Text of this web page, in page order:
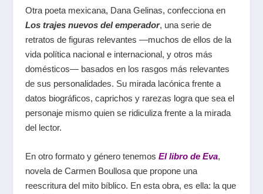
Otra poeta mexicana, Dana Gelinas, confecciona en
Los trajes nuevos del emperador, una serie de
retratos de figuras relevantes ―muchos de ellos de la
vida política nacional e internacional, y otros más
domésticos― basados en los rasgos más relevantes
de sus personalidades. Su mirada lacónica frente a
datos biográficos, caprichos y rarezas logra que sea el
personaje mismo quien se ridiculiza frente a la mirada
del lector.
En otro formato y género tenemos El libro de Eva,
novela de Carmen Boullosa que propone una
reescritura del mito bíblico. En esta obra, es ella: la que